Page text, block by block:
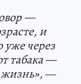
—
и
уже через
табака —
—